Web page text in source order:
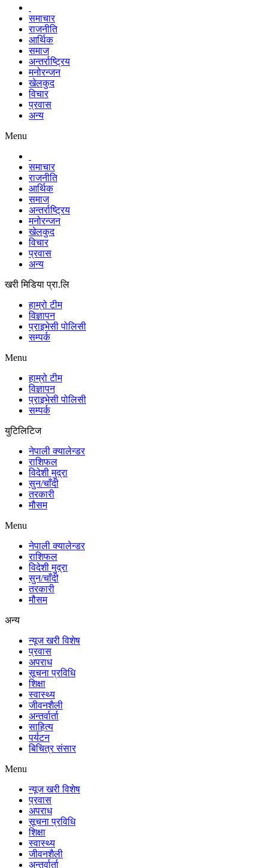
समाचार
राजनीति
आर्थिक
समाज
अन्तर्राष्ट्रिय
मनोरन्जन
खेलकुद
विचार
प्रवास
अन्य
Menu
समाचार
राजनीति
आर्थिक
समाज
अन्तर्राष्ट्रिय
मनोरन्जन
खेलकुद
विचार
प्रवास
अन्य
खरी मिडिया प्रा.लि
हाम्रो टीम
विज्ञापन
प्राइभेसी पोलिसी
सम्पर्क
Menu
हाम्रो टीम
विज्ञापन
प्राइभेसी पोलिसी
सम्पर्क
युटिलिटिज
नेपाली क्यालेन्डर
राशिफल
विदेशी मुद्रा
सुन/चाँदी
तरकारी
मौसम
Menu
नेपाली क्यालेन्डर
राशिफल
विदेशी मुद्रा
सुन/चाँदी
तरकारी
मौसम
अन्य
न्यूज खरी विशेष
प्रवास
अपराध
सूचना प्रविधि
शिक्षा
स्वास्थ्य
जीवनशैली
अन्तर्वार्ता
साहित्य
पर्यटन
बिचित्र संसार
Menu
न्यूज खरी विशेष
प्रवास
अपराध
सूचना प्रविधि
शिक्षा
स्वास्थ्य
जीवनशैली
अन्तर्वार्ता